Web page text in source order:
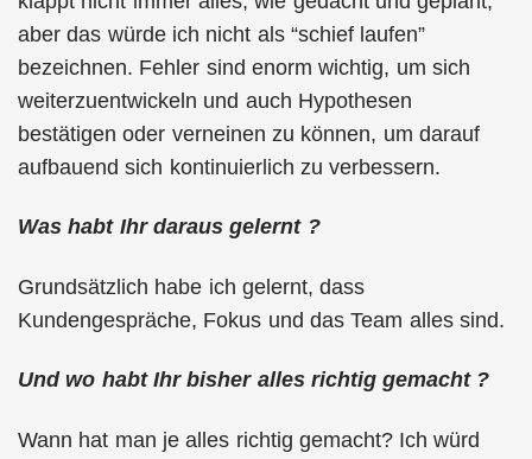
aber das würde ich nicht als “schief laufen”
bezeichnen. Fehler sind enorm wichtig, um sich
weiterzuentwickeln und auch Hypothesen
bestätigen oder verneinen zu können, um darauf
aufbauend sich kontinuierlich zu verbessern.
Was habt Ihr daraus gelernt ?
Grundsätzlich habe ich gelernt, dass
Kundengespräche, Fokus und das Team alles sind.
Und wo habt Ihr bisher alles richtig gemacht ?
Wann hat man je alles richtig gemacht? Ich würd